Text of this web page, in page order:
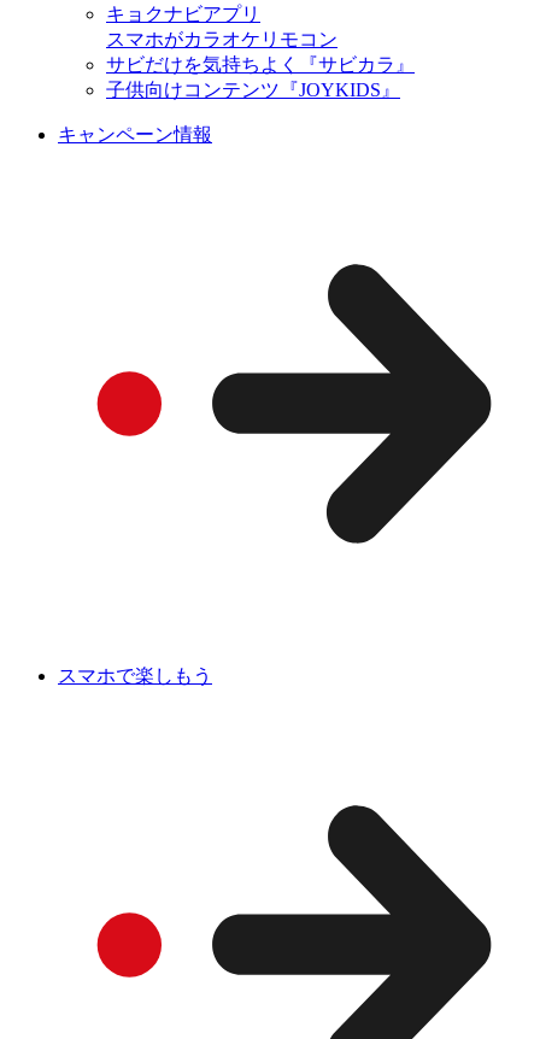
キョクナビアプリ
スマホがカラオケリモコン
サビだけを気持ちよく『サビカラ』
子供向けコンテンツ『JOYKIDS』
キャンペーン情報
スマホで楽しもう